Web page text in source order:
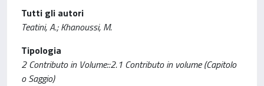
Tutti gli autori
Teatini, A.; Khanoussi, M.
Tipologia
2 Contributo in Volume::2.1 Contributo in volume (Capitolo
o Saggio)